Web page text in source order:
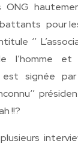
ONG
pour
‘’
l’homme et
signée par
!!?